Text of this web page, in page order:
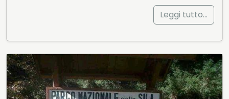
Leggi tutto…